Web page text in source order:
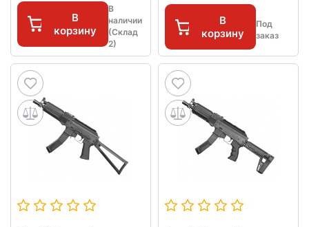
В
корзину
В
наличии
(Склад
2)
В
корзину
Под
заказ